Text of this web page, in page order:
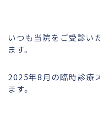
いつも当院をご受診い
ます。
2025年8月の臨時診療
ます。